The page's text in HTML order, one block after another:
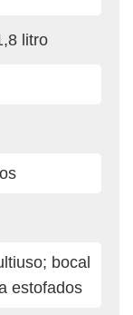
litro
bocal
estofados